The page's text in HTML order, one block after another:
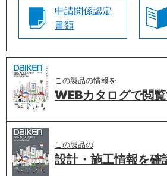
申請関係認定
書類
この製品の情報を
WEBカタログで閲
この製品の
設計・施工情報を確